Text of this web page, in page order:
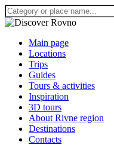
Main page
Locations
Trips
Guides
Tours & activities
Inspiration
3D tours
About Rivne region
Destinations
Contacts